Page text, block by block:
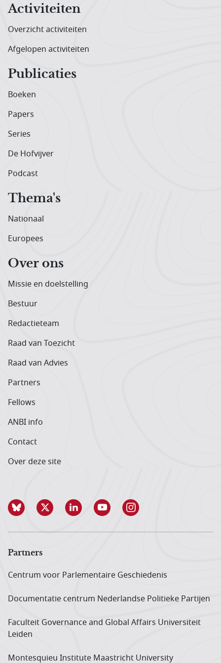
Activiteiten
Overzicht activiteiten
Afgelopen activiteiten
Publicaties
Boeken
Papers
Series
De Hofvijver
Podcast
Thema's
Nationaal
Europees
Over ons
Missie en doelstelling
Bestuur
Redactieteam
Raad van Toezicht
Raad van Advies
Partners
Fellows
ANBI info
Contact
Over deze site
Partners
Centrum voor Parlementaire Geschiedenis
Documentatie centrum Neder­landse Politieke Partijen
Faculteit Governance and Global Affairs Universiteit
Leiden
Montesquieu Institute Maastricht University